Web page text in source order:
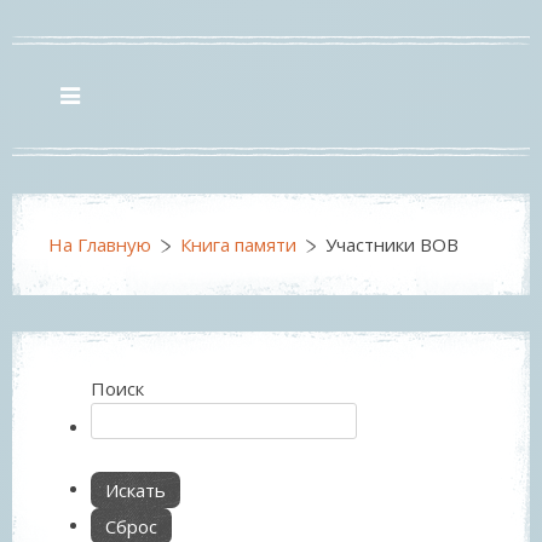
На Главную Книга памяти Участники ВОВ
Поиск